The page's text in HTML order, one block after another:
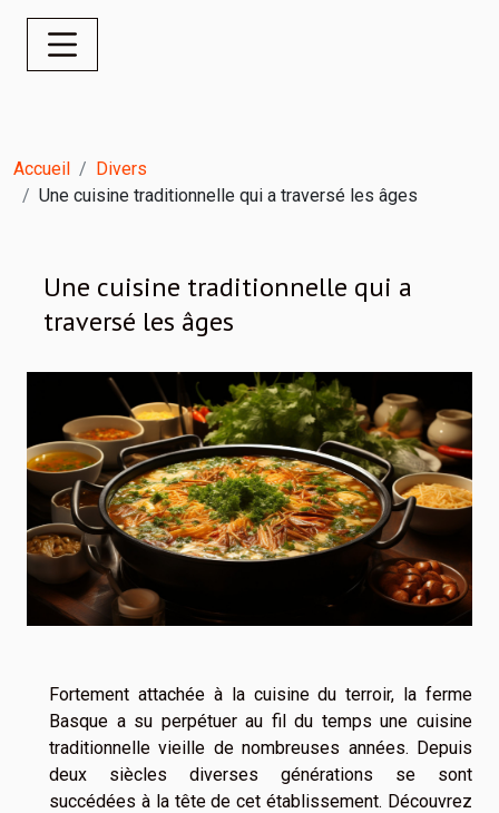
Accueil
Divers
Une cuisine traditionnelle qui a traversé les âges
Une cuisine traditionnelle qui a
traversé les âges
Fortement attachée à la cuisine du terroir, la ferme
Basque a su perpétuer au fil du temps une cuisine
traditionnelle vieille de nombreuses années. Depuis
deux siècles diverses générations se sont
succédées à la tête de cet établissement. Découvrez